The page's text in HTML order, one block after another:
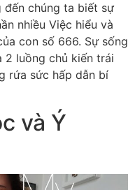
chúng ta biết sự
nhiều Việc hiểu và
con số 666. Sự sống
2 luồng chủ kiến trái
rứa sức hấp dẫn bí
và Ý